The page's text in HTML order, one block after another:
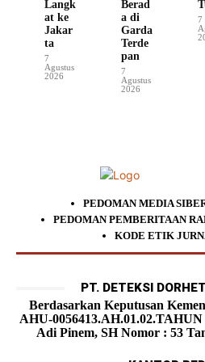
Langk
at ke
Jakar
ta
7
Agustus
2026
Berad
a di
Garda
Terde
pan
7
Agustus
2026
7
PEDOMAN MEDIA
PEDOMAN PEMBERITAAN
KODE ETIK
PT. DETEKSI
Berdasarkan Keputusan
AHU-0056413.AH.01.02.TAHUN
Adi Pinem, SH Nomor : 53